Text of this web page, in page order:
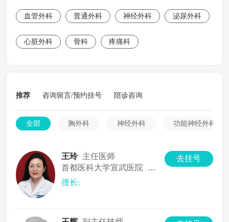
血管外科 普通外科 神经外科 泌尿外科
心脏外科 骨科 疼痛科
推荐 咨询留言/预约挂号 陪诊咨询
全部 胸外科 神经外科 功能神经外科
王玲 主任医师
首都医科大学宣武医院
超声诊断科
去挂号
擅长: